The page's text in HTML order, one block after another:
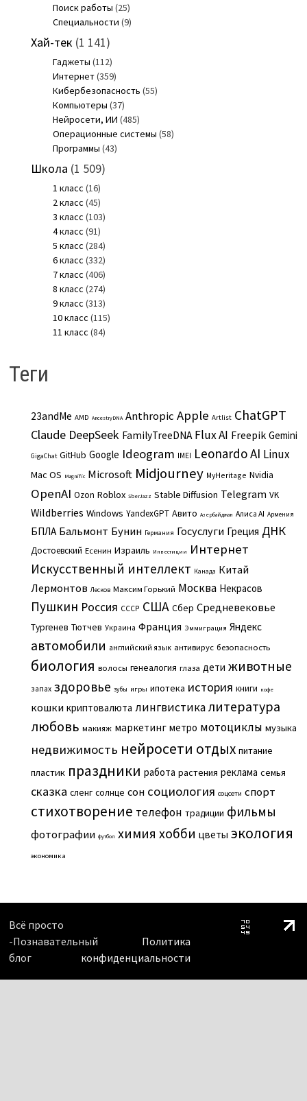
Поиск работы (25)
Специальности (9)
Хай-тек (1 141)
Гаджеты (112)
Интернет(359)
Кибербезопасность (55)
Компьютеры (37)
Нейросети, ИИ (485)
Операционные системы (58)
Программы (43)
Школа (1 509)
1 класс (16)
2 класс (45)
3 класс (103)
4 класс (91)
5 класс (284)
6 класс (332)
7 класс (406)
8 класс (274)
9 класс (313)
10 класс (115)
11 класс (84)
Теги
23andMe AMD AncestryDNA Anthropic Apple Artlist ChatGPT
Claude DeepSeek FamilyTreeDNA Flux AI Freepik Gemini
GigaChat GitHub Google Ideogram IMEI Leonardo AI Linux
Mac OS Magnific Microsoft Midjourney MyHeritage Nvidia
OpenAI Ozon Roblox SberJazz Stable Diffusion Telegram VK
Wildberries Windows YandexGPT Авито Азербайджан Алиса AI Армения
БПЛА Бальмонт Бунин Германия Госуслуги Греция ДНК
Достоевский Есенин Израиль Инвестиции Интернет
Искусственный интеллект Канада Китай
Лермонтов Лесков Максим Горький Москва Некрасов
Пушкин Россия СССР США Сбер Средневековье
Тургенев Тютчев Украина Франция Эммиграция Яндекс
автомобили английский язык антивирус безопасность
биология волосы генеалогия глаза дети животные
запах здоровье зубы игры ипотека история книги кофе
кошки криптовалюта лингвистикалитература
любовь макияж маркетинг метро мотоциклы музыка
недвижимость нейросети отдых питание
пластик праздники работа растения реклама семья
сказка сленг солнце сон социология соцсети спорт
стихотворение телефон традиции фильмы
фотографии футбол химия хобби цветы экология
экономика
Всё просто
-Познавательный
блог
Политика
конфиденциальности